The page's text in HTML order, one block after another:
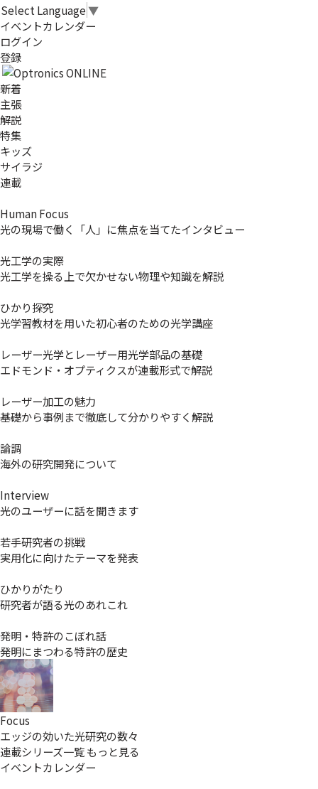
Select Language ▼
イベントカレンダー
ログイン
登録
新着
主張
解説
特集
キッズ
サイラジ
連載
Human Focus
光の現場で働く「人」に焦点を当てたインタビュー
光工学の実際
光工学を操る上で欠かせない物理や知識を解説
ひかり探究
光学習教材を用いた初心者のための光学講座
レーザー光学とレーザー用光学部品の基礎
エドモンド・オプティクスが連載形式で解説
レーザー加工の魅力
基礎から事例まで徹底して分かりやすく解説
論調
海外の研究開発について
Interview
光のユーザーに話を聞きます
若手研究者の挑戦
実用化に向けたテーマを発表
ひかりがたり
研究者が語る光のあれこれ
発明・特許のこぼれ話
発明にまつわる特許の歴史
Focus
エッジの効いた光研究の数々
連載シリーズ一覧もっと見る
イベントカレンダー